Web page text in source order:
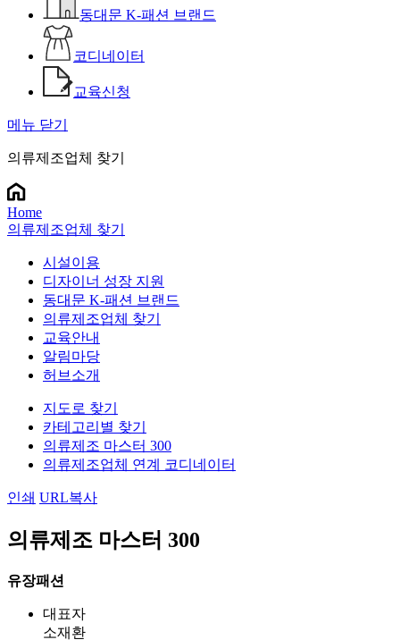
동대문 K-패션 브랜드
코디네이터
교육신청
메뉴 닫기
의류제조업체 찾기
Home
의류제조업체 찾기
시설이용
디자이너 성장 지원
동대문 K-패션 브랜드
의류제조업체 찾기
교육안내
알림마당
허브소개
지도로 찾기
카테고리별 찾기
의류제조 마스터 300
의류제조업체 연계 코디네이터
인쇄 URL복사
의류제조 마스터 300
유장패션
대표자
소재환